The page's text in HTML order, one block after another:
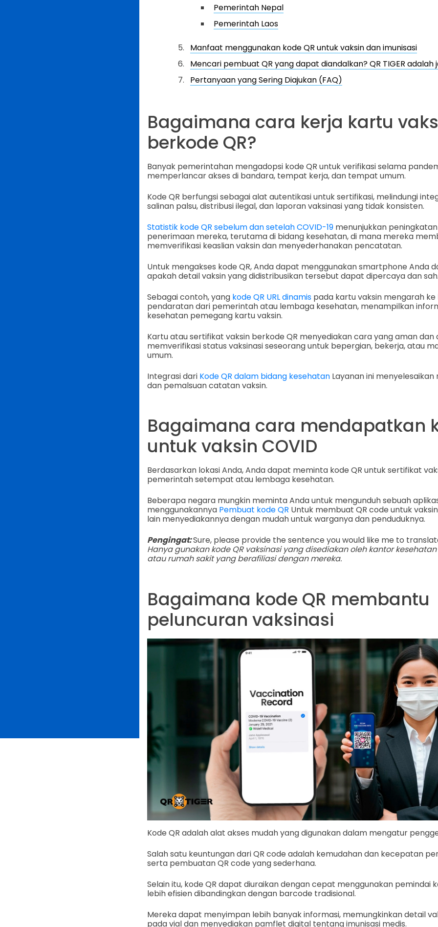
Pemerintah Nepal
Pemerintah Laos
Manfaat menggunakan kode QR untuk vaksin dan imunisasi
Mencari pembuat QR yang dapat diandalkan? QR TIGER adalah
Pertanyaan yang Sering Diajukan (FAQ)
Bagaimana cara kerja kartu
berkode QR?
Banyak pemerintahan mengadopsi kode QR untuk verifikasi selama
memperlancar akses di bandara, tempat kerja, dan tempat umum.
Kode QR berfungsi sebagai alat autentikasi untuk sertifikasi, melindungi
salinan palsu, distribusi ilegal, dan laporan vaksinasi yang tidak konsisten.
Statistik kode QR sebelum dan setelah COVID-19menunjukkan
penerimaan mereka, terutama di bidang kesehatan, di mana mereka
memverifikasi keaslian vaksin dan menyederhanakan pencatatan.
Untuk mengakses kode QR, Anda dapat menggunakan smartphone Anda
apakah detail vaksin yang didistribusikan tersebut dapat dipercaya dan sah.
Sebagai contoh, yang kode QR URL dinamispada kartu vaksin mengarah ke
pendaratan dari pemerintah atau lembaga kesehatan, menampilkan
kesehatan pemegang kartu vaksin.
Kartu atau sertifikat vaksin berkode QR menyediakan cara yang aman
memverifikasi status vaksinasi seseorang untuk bepergian, bekerja, atau
umum.
Integrasi dari Kode QR dalam bidang kesehatanLayanan ini menyelesaikan
dan pemalsuan catatan vaksin.
Bagaimana cara mendapatkan
untuk vaksin COVID
Berdasarkan lokasi Anda, Anda dapat meminta kode QR untuk sertifikat
pemerintah setempat atau lembaga kesehatan.
Beberapa negara mungkin meminta Anda untuk mengunduh sebuah
menggunakannya Pembuat kode QR Untuk membuat QR code untuk
lain menyediakannya dengan mudah untuk warganya dan penduduknya.
Pengingat:Sure, please provide the sentence you would like me to
Hanya gunakan kode QR vaksinasi yang disediakan oleh kantor
atau rumah sakit yang berafiliasi dengan mereka.
Bagaimana kode QR membantu
peluncuran vaksinasi
Kode QR adalah alat akses mudah yang digunakan dalam mengatur
Salah satu keuntungan dari QR code adalah kemudahan dan kecepatan
serta pembuatan QR code yang sederhana.
Selain itu, kode QR dapat diuraikan dengan cepat menggunakan pemindai
lebih efisien dibandingkan dengan barcode tradisional.
Mereka dapat menyimpan lebih banyak informasi, memungkinkan detail
pada vial dan menyediakan pamflet digital tentang imunisasi medis.